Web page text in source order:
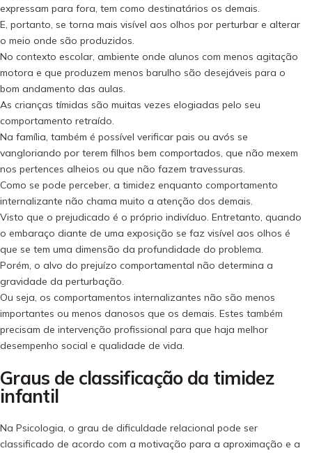
expressam para fora, tem como destinatários os demais.
E, portanto, se torna mais visível aos olhos por perturbar e alterar
o meio onde são produzidos.
No contexto escolar, ambiente onde alunos com menos agitação
motora e que produzem menos barulho são desejáveis para o
bom andamento das aulas.
As crianças tímidas são muitas vezes elogiadas pelo seu
comportamento retraído.
Na família, também é possível verificar pais ou avós se
vangloriando por terem filhos bem comportados, que não mexem
nos pertences alheios ou que não fazem travessuras.
Como se pode perceber, a timidez enquanto comportamento
internalizante não chama muito a atenção dos demais.
Visto que o prejudicado é o próprio indivíduo. Entretanto, quando
o embaraço diante de uma exposição se faz visível aos olhos é
que se tem uma dimensão da profundidade do problema.
Porém, o alvo do prejuízo comportamental não determina a
gravidade da perturbação.
Ou seja, os comportamentos internalizantes não são menos
importantes ou menos danosos que os demais. Estes também
precisam de intervenção profissional para que haja melhor
desempenho social e qualidade de vida.
Graus de classificação da timidez
infantil
Na Psicologia, o grau de dificuldade relacional pode ser
classificado de acordo com a motivação para a aproximação e a